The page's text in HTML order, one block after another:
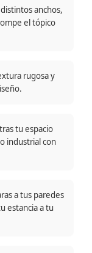
anchos,
el tópico
rugosa y
tu espacio
industrial con
a tus paredes
estancia a tu